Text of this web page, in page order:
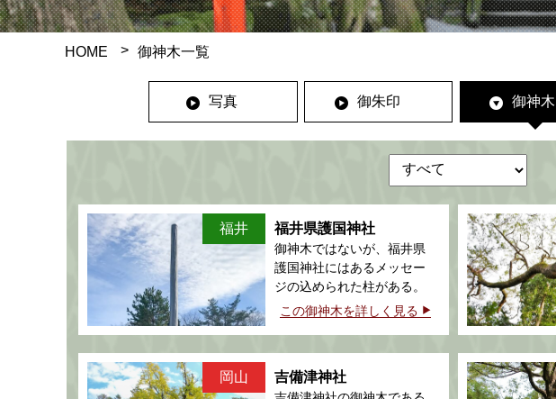
HOME 御神木一覧
写真 御朱印 御神木
福井 福井県護国神社
御神木ではないが、福井県
護国神社にはあるメッセー
ジの込められた柱がある。
この御神木を詳しく見る
岡山 吉備津神社